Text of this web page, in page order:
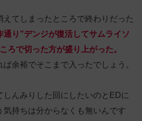
てしまったところで終わりだった
通り”デンジが復活してサムライソ
ろで切った方が盛り上がった。
余裕でそこまで入ったでしょう。
しんみりした回にしたいのとEDに
気持ちは分からなくも無いんです